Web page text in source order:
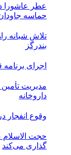
عطر عاشورا
حماسه جاودان
تلاش شبانه
بندرگز
اجرای
داروخانه
وقوع انفجار
حجت
گذاری می‌کند